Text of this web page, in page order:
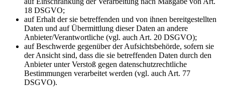
18 DSGVO;
auf Erhalt der sie betreffenden und von ihnen bereitgestellten
Daten und auf Übermittlung dieser Daten an andere
Anbieter/Verantwortliche (vgl. auch Art. 20 DSGVO);
auf Beschwerde gegenüber der Aufsichtsbehörde, sofern sie
der Ansicht sind, dass die sie betreffenden Daten durch den
Anbieter unter Verstoß gegen datenschutzrechtliche
Bestimmungen verarbeitet werden (vgl. auch Art. 77
DSGVO).